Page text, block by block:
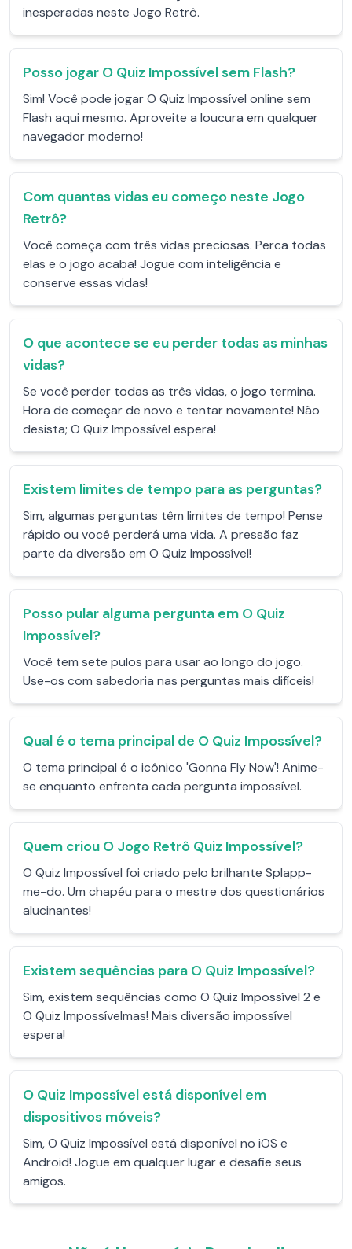
inesperadas neste Jogo Retrô.
Posso jogar O Quiz Impossível sem Flash?
Sim! Você pode jogar O Quiz Impossível online sem
Flash aqui mesmo. Aproveite a loucura em qualquer
navegador moderno!
Com quantas vidas eu começo neste Jogo
Retrô?
Você começa com três vidas preciosas. Perca todas
elas e o jogo acaba! Jogue com inteligência e
conserve essas vidas!
O que acontece se eu perder todas as minhas
vidas?
Se você perder todas as três vidas, o jogo termina.
Hora de começar de novo e tentar novamente! Não
desista; O Quiz Impossível espera!
Existem limites de tempo para as perguntas?
Sim, algumas perguntas têm limites de tempo! Pense
rápido ou você perderá uma vida. A pressão faz
parte da diversão em O Quiz Impossível!
Posso pular alguma pergunta em O Quiz
Impossível?
Você tem sete pulos para usar ao longo do jogo.
Use-os com sabedoria nas perguntas mais difíceis!
Qual é o tema principal de O Quiz Impossível?
O tema principal é o icônico 'Gonna Fly Now'! Anime-
se enquanto enfrenta cada pergunta impossível.
Quem criou O Jogo Retrô Quiz Impossível?
O Quiz Impossível foi criado pelo brilhante Splapp-
me-do. Um chapéu para o mestre dos questionários
alucinantes!
Existem sequências para O Quiz Impossível?
Sim, existem sequências como O Quiz Impossível 2 e
O Quiz Impossívelmas! Mais diversão impossível
espera!
O Quiz Impossível está disponível em
dispositivos móveis?
Sim, O Quiz Impossível está disponível no iOS e
Android! Jogue em qualquer lugar e desafie seus
amigos.